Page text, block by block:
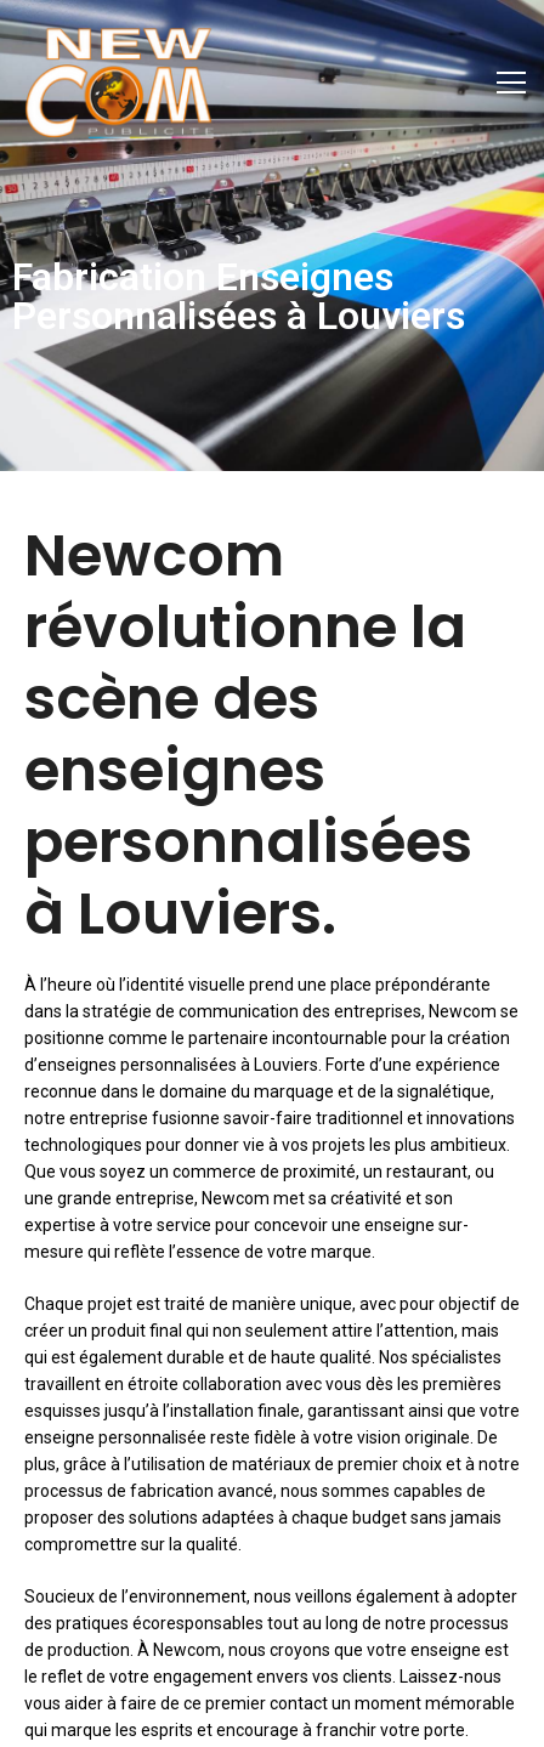
Fabrication Enseignes
Personnalisées à Louviers
Newcom
révolutionne la
scène des
enseignes
personnalisées
à Louviers.
À l’heure où l’identité visuelle prend une place prépondérante
dans la stratégie de communication des entreprises, Newcom se
positionne comme le partenaire incontournable pour la création
d’enseignes personnalisées à Louviers. Forte d’une expérience
reconnue dans le domaine du marquage et de la signalétique,
notre entreprise fusionne savoir-faire traditionnel et innovations
technologiques pour donner vie à vos projets les plus ambitieux.
Que vous soyez un commerce de proximité, un restaurant, ou
une grande entreprise, Newcom met sa créativité et son
expertise à votre service pour concevoir une enseigne sur-
mesure qui reflète l’essence de votre marque.
Chaque projet est traité de manière unique, avec pour objectif de
créer un produit final qui non seulement attire l’attention, mais
qui est également durable et de haute qualité. Nos spécialistes
travaillent en étroite collaboration avec vous dès les premières
esquisses jusqu’à l’installation finale, garantissant ainsi que votre
enseigne personnalisée reste fidèle à votre vision originale. De
plus, grâce à l’utilisation de matériaux de premier choix et à notre
processus de fabrication avancé, nous sommes capables de
proposer des solutions adaptées à chaque budget sans jamais
compromettre sur la qualité.
Soucieux de l’environnement, nous veillons également à adopter
des pratiques écoresponsables tout au long de notre processus
de production. À Newcom, nous croyons que votre enseigne est
le reflet de votre engagement envers vos clients. Laissez-nous
vous aider à faire de ce premier contact un moment mémorable
qui marque les esprits et encourage à franchir votre porte.